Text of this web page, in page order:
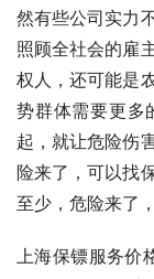
然有些公司实力
照顾全社会的雇
权人，还可能是
势群体需要更多
起，就让危险伤
险来了，可以找
至少，危险来了
上海保镖服务价